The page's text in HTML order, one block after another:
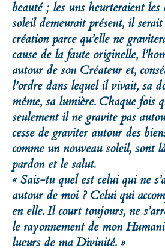
beauté ; les uns heurteraient
soleil demeurait présent, il
création parce qu’elle ne
cause de la faute originelle,
autour de son Créateur et,
l’ordre dans lequel il vivait, sa
même, sa lumière. Chaque fois
seulement il ne gravite pas
cesse de graviter autour des
comme un nouveau soleil, sont
pardon et le salut.
« Sais-tu quel est celui qui ne
autour de moi ? Celui qui
en elle. Il court toujours, ne
le rayonnement de mon
lueurs de ma Divinité. »